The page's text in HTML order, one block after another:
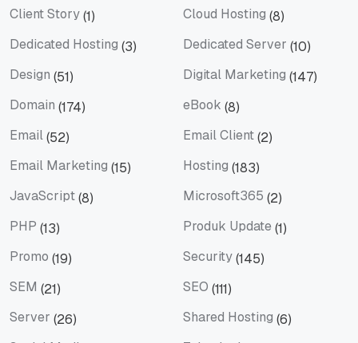
Client Story(1) Cloud Hosting (8)
Dedicated Hosting (3) Dedicated Server (10)
Design (51) Digital Marketing (147)
Domain (174) eBook (8)
Email(52) Email Client(2)
Email Marketing (15) Hosting (183)
JavaScript(8) Microsoft365 (2)
PHP (13) Produk Update (1)
Promo (19) Security(145)
SEM (21) SEO (111)
Server (26) Shared Hosting (6)